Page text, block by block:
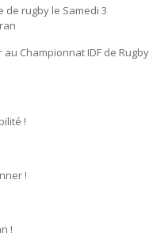
de rugby le Samedi 3
Championnat IDF de Rugby
!
!
!